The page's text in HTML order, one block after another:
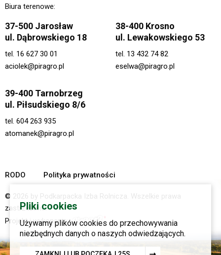
Biura terenowe:
37-500 Jarosław
ul. Dąbrowskiego 18
tel. 16 627 30 01
aciolek@piragro.pl
38-400 Krosno
ul. Lewakowskiego 53
tel. 13 432 74 82
eselwa@piragro.pl
39-400 Tarnobrzeg
ul. Piłsudskiego 8/6
tel. 604 263 935
atomanek@piragro.pl
RODO Polityka prywatności
© 2026 by Podkarpacka Izba Rolnicza. Wszelkie prawa
zastrzeżone.
Projekt i wykonanie:
Pliki cookies
Używamy plików cookies do przechowywania
niezbędnych danych o naszych odwiedzających.